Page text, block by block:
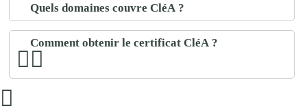
Quels domaines couvre CléA ?
Comment obtenir le certificat CléA ?